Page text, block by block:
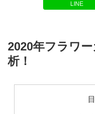
LINE
2020年フラワ
析！